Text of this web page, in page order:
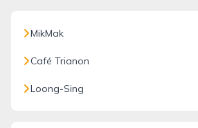
MikMak
Café Trianon
Loong-Sing